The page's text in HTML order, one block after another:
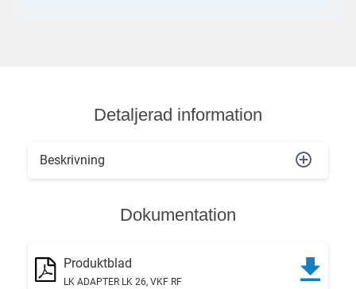
Detaljerad information
Beskrivning
Dokumentation
Produktblad
LK ADAPTER LK 26, VKF RF